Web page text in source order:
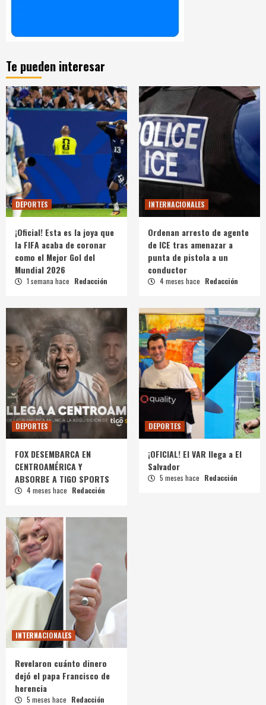
Te pueden interesar
DEPORTES
¡Oficial! Esta es la joya que
la FIFA acaba de coronar
como el Mejor Gol del
Mundial 2026
1 semana hace Redacción
INTERNACIONALES
Ordenan arresto de agente
de ICE tras amenazar a
punta de pistola a un
conductor
4 meses hace Redacción
DEPORTES
FOX DESEMBARCA EN
CENTROAMÉRICA Y
ABSORBE A TIGO SPORTS
4 meses hace Redacción
DEPORTES
¡OFICIAL! El VAR llega a El
Salvador
5 meses hace Redacción
INTERNACIONALES
Revelaron cuánto dinero
dejó el papa Francisco de
herencia
5 meses hace Redacción